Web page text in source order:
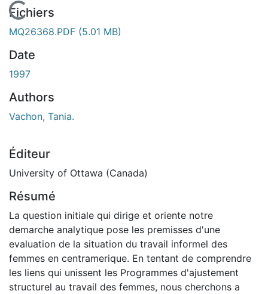
En cours de chargement...
Fichiers
MQ26368.PDF (5.01 MB)
Date
1997
Authors
Vachon, Tania.
Éditeur
University of Ottawa (Canada)
Résumé
La question initiale qui dirige et oriente notre
demarche analytique pose les premisses d'une
evaluation de la situation du travail informel des
femmes en centramerique. En tentant de comprendre
les liens qui unissent les Programmes d'ajustement
structurel au travail des femmes, nous cherchons a